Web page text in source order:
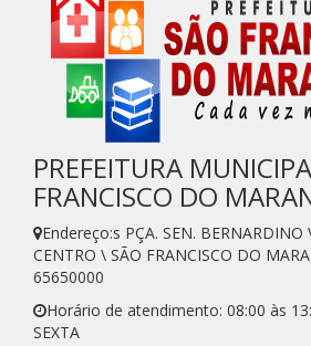
PREFEITURA
FRANCISCO DO
Endereço:s PÇA. SEN.
CENTRO \ SÃO FRANCISCO DO
65650000
Horário de atendimento: 08:00 às
SEXTA